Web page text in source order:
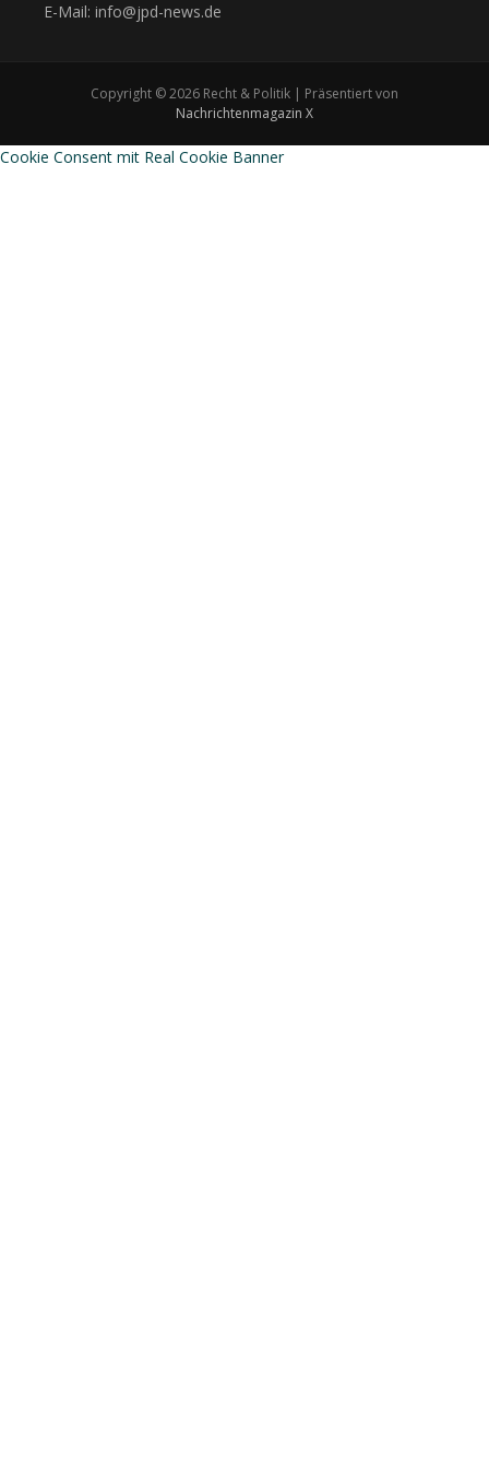
E-Mail: info@jpd-news.de
Copyright © 2026 Recht & Politik | Präsentiert von
Nachrichtenmagazin X
Cookie Consent mit Real Cookie Banner